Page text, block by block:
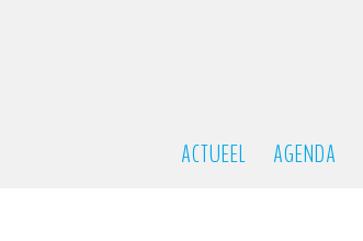
ACTUEEL AGENDA